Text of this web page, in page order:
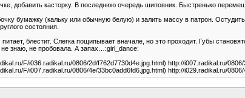
добавить касторку. В последнюю очередь шиповник. Быстренько
бумажку (кальку или обычную белую) и залить массу в патрон.
состояния.
блестит. Слегка пощипывает вначале, но это проходит. Губы
знаю, не пробовала. А запах…:girl_dance:
F/i036.radikal.ru/0806/2d/f762d7730d4e.jpg.html) http://i007.radikal.ru/
F/i007.radikal.ru/0806/4e/33bc0add6fd6.jpg.html) http://i029.radikal.ru/